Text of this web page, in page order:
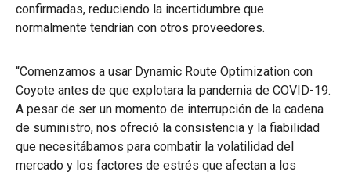
confirmadas, reduciendo la incertidumbre que
normalmente tendrían con otros proveedores.
“Comenzamos a usar Dynamic Route Optimization con
Coyote antes de que explotara la pandemia de COVID-19.
A pesar de ser un momento de interrupción de la cadena
de suministro, nos ofreció la consistencia y la fiabilidad
que necesitábamos para combatir la volatilidad del
mercado y los factores de estrés que afectan a los